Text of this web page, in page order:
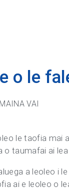
o le
VAI
le taofia mai
o taumafai ai
a leoleo i
ai e leoleo o